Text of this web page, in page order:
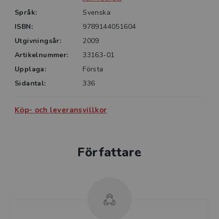
Språk:
Svenska
ISBN:
9789144051604
Utgivningsår:
2009
Artikelnummer:
33163-01
Upplaga:
Första
Sidantal:
336
Köp- och leveransvillkor
Författare